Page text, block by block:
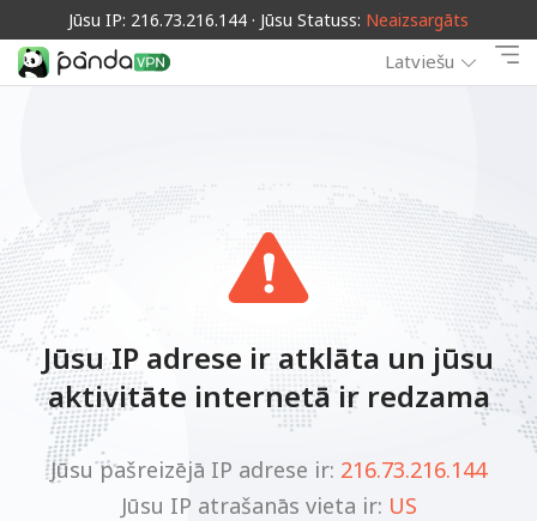
Jūsu IP: 216.73.216.144 · Jūsu Statuss: Neaizsargāts
Latviešu
Jūsu IP adrese ir atklāta un jūsu
aktivitāte internetā ir redzama
Jūsu pašreizējā IP adrese ir: 216.73.216.144
Jūsu IP atrašanās vieta ir: US